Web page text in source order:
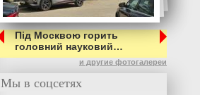
Під Москвою горить
головний науковий…
и другие фотогалереи
Мы в соцсетях